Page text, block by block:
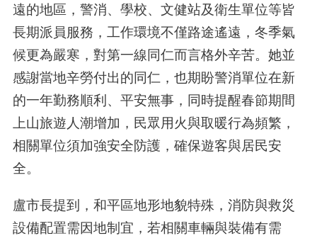
遠的地區，警消、學校、文健站及衛生單位等皆
長期派員服務，工作環境不僅路途遙遠，冬季氣
候更為嚴寒，對第一線同仁而言格外辛苦。她並
感謝當地辛勞付出的同仁，也期盼警消單位在新
的一年勤務順利、平安無事，同時提醒春節期間
上山旅遊人潮增加，民眾用火與取暖行為頻繁，
相關單位須加強安全防護，確保遊客與居民安
全。
盧市長提到，和平區地形地貌特殊，消防與救災
設備配置需因地制宜，若相關車輛與裝備有需